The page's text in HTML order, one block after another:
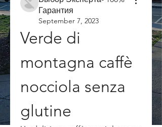
Гарантия
September 7, 2023
Verde di
montagna caffè
nocciola senza
glutine